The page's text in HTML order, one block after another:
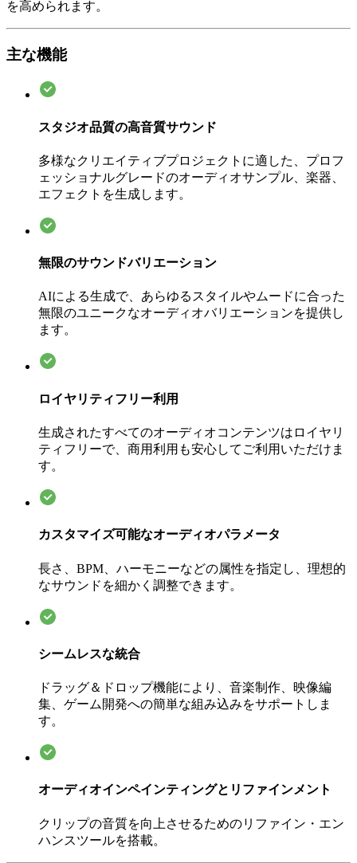
を高められます。
主な機能
スタジオ品質の高音質サウンド
多様なクリエイティブプロジェクトに適した、プロフ
ェッショナルグレードのオーディオサンプル、楽器、
エフェクトを生成します。
無限のサウンドバリエーション
AIによる生成で、あらゆるスタイルやムードに合った
無限のユニークなオーディオバリエーションを提供し
ます。
ロイヤリティフリー利用
生成されたすべてのオーディオコンテンツはロイヤリ
ティフリーで、商用利用も安心してご利用いただけま
す。
カスタマイズ可能なオーディオパラメータ
長さ、BPM、ハーモニーなどの属性を指定し、理想的
なサウンドを細かく調整できます。
シームレスな統合
ドラッグ＆ドロップ機能により、音楽制作、映像編
集、ゲーム開発への簡単な組み込みをサポートしま
す。
オーディオインペインティングとリファインメント
クリップの音質を向上させるためのリファイン・エン
ハンスツールを搭載。